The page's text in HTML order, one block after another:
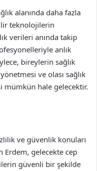
alanında daha fazla
teknolojilerin
verileri anında takip
anlık
bireylerin sağlık
ve olası sağlık
mümkün hale gelecektir.
ve güvenlik konuları
Erdem, gelecekte cep
güvenli bir şekilde